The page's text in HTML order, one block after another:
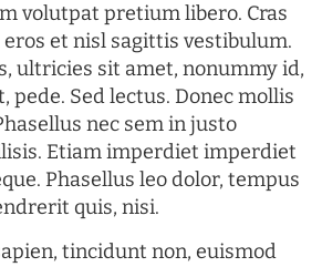
volutpat pretium libero. Cras
et nisl sagittis vestibulum.
ultricies sit amet, nonummy id,
pede. Sed lectus. Donec mollis
nec sem in justo
Etiam imperdiet imperdiet
Phasellus leo dolor, tempus
quis, nisi.
tincidunt non, euismod